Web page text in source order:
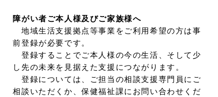
障がい者ご本人様及びご家族様へ
地域生活支援拠点等事業をご利用希望の方は事
前登録が必要です。
登録することでご本人様の今の生活、そして少
し先の未来を見据えた支援につながります。
登録については、ご担当の相談支援専門員にご
相談いただくか、保健福祉課にお問い合わせくだ